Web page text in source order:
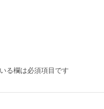
る欄は必須項目です